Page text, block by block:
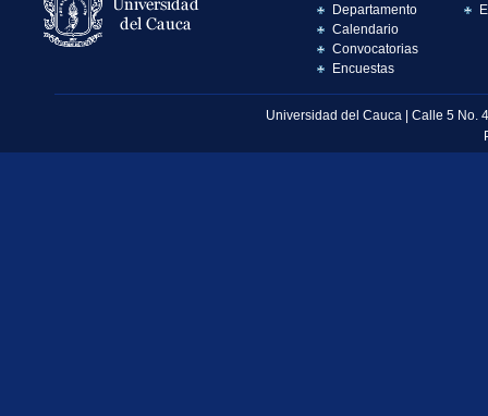
Departamento
Calendario
Convocatorias
Encuestas
Universidad del Cauca | Calle 5 No.